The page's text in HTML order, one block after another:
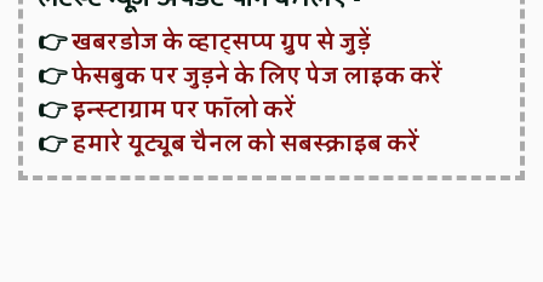
👉खबरडोज के व्हाट्सप्प ग्रुप से जुड़ें
👉फेसबुक पर जुड़ने के लिए पेज लाइक करें
👉इन्स्टाग्राम पर फॉलो करें
👉हमारे यूट्यूब चैनल को सबस्क्राइब करें